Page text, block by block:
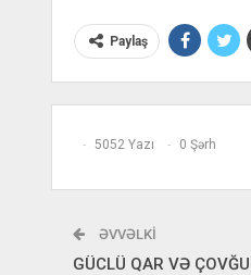
Paylaş
5052 Yazı 0 Şərh
ƏVVƏLKI
GÜCLÜ QAR VƏ